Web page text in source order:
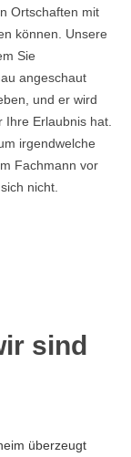
Ortschaften mit
können. Unsere
Sie
angeschaut
und er wird
Erlaubnis hat.
irgendwelche
Fachmann vor
nicht.
sind
überzeugt